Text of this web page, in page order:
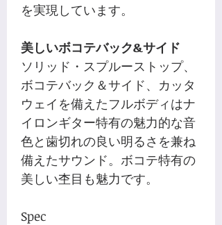
を実現しています。
美しいボコテバック&サイド
ソリッド・スプルーストップ、
ボコテバック＆サイド、カッタ
ウェイを備えたフルボディはナ
イロンギター特有の魅力的な音
色と歯切れの良い明るさを兼ね
備えたサウンド。ボコテ特有の
美しい杢目も魅力です。
Spec